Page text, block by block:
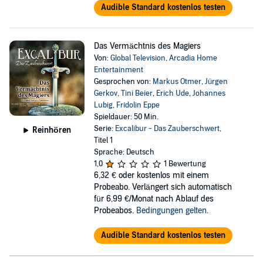
Audible Standard kostenlos testen
Reinhören
Das Vermächtnis des Magiers
Von:Global Television,Arcadia Home
Entertainment
Gesprochen von: Markus Otmer,Jürgen
Gerkov,Tini Beier, Erich Ude,Johannes
Lubig, Fridolin Eppe
Spieldauer: 50 Min.
Serie: Excalibur - Das Zauberschwert,
Titel 1
Sprache: Deutsch
1,0
1 Bewertung
6,32 € oder kostenlos mit einem
Probeabo. Verlängert sich automatisch
für 6,99 €/Monat nach Ablauf des
Probeabos. Bedingungen gelten.
Audible Standard kostenlos testen